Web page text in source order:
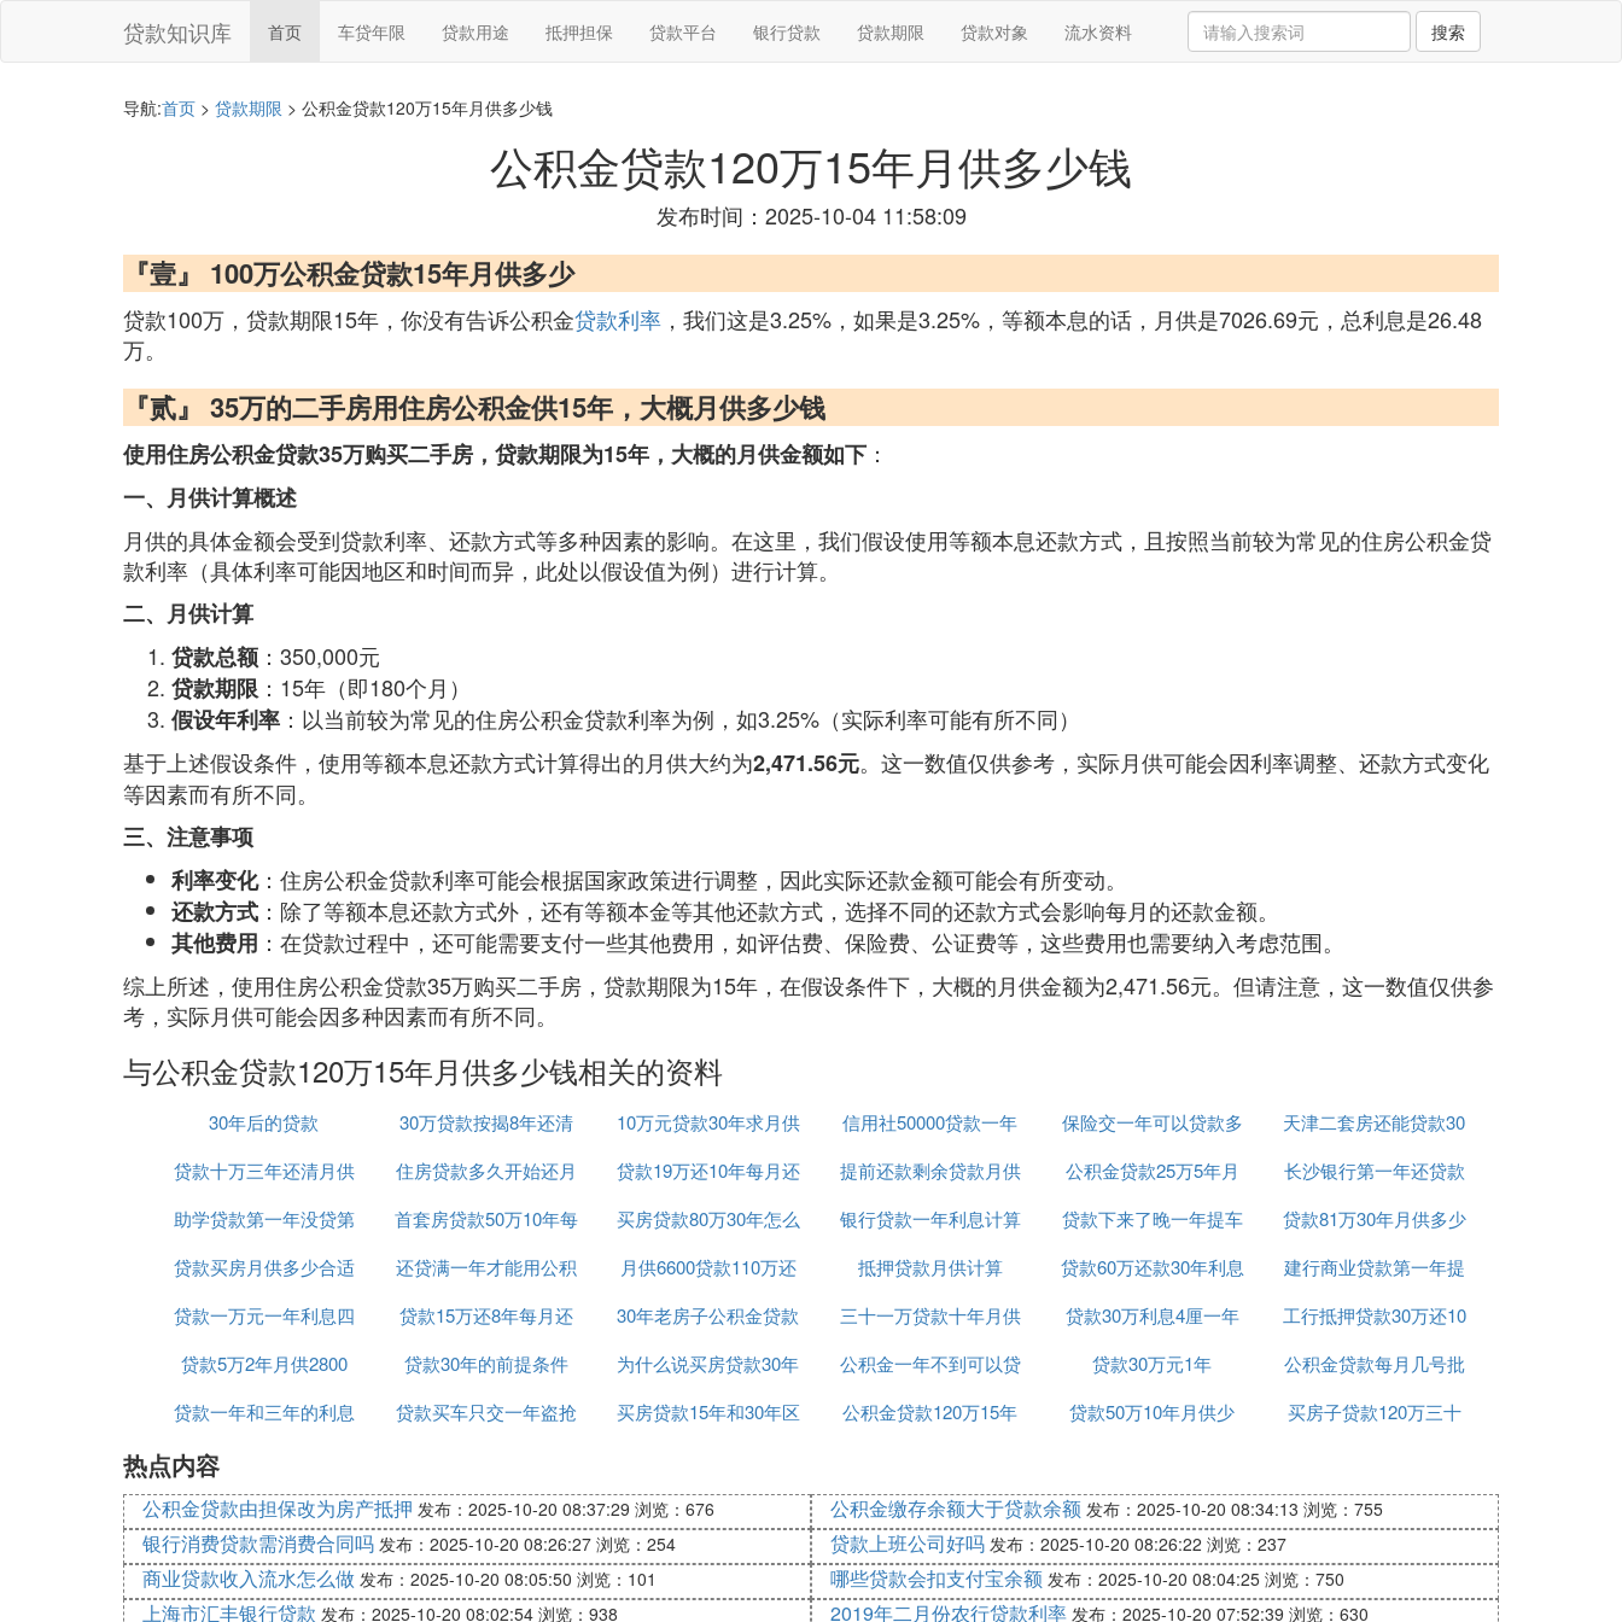
贷款知识库 首页 车贷年限 贷款用途 抵押担保 贷款平台 银行贷款 贷款期限 贷款对象 流水资料 搜索
导航:首页 > 贷款期限 > 公积金贷款120万15年月供多少钱
公积金贷款120万15年月供多少钱
发布时间：2025-10-04 11:58:09
『壹』 100万公积金贷款15年月供多少
贷款100万，贷款期限15年，你没有告诉公积金贷款利率 ，我们这是3.25%，如果是3.25%，等额本息的话，月供是7026.69元，总利息是26.48
万。
『贰』 35万的二手房用住房公积金供15年，大概月供多少钱
使用住房公积金贷款35万购买二手房，贷款期限为15年，大概的月供金额如下 ：
一、月供计算概述
月供的具体金额会受到贷款利率、还款方式等多种因素的影响。在这里，我们假设使用等额本息还款方式，且按照当前较为常见的住房公积金贷
款利率（具体利率可能因地区和时间而异，此处以假设值为例）进行计算。
二、月供计算
贷款总额 ：350,000元
贷款期限 ：15年（即180个月）
假设年利率 ：以当前较为常见的住房公积金贷款利率为例，如3.25%（实际利率可能有所不同）
基于上述假设条件，使用等额本息还款方式计算得出的月供大约为2,471.56元。这一数值仅供参考，实际月供可能会因利率调整、还款方式变化
等因素而有所不同。
三、注意事项
利率变化：住房公积金贷款利率可能会根据国家政策进行调整，因此实际还款金额可能会有所变动。
还款方式 ：除了等额本息还款方式外，还有等额本金等其他还款方式，选择不同的还款方式会影响每月的还款金额。
其他费用 ：在贷款过程中，还可能需要支付一些其他费用，如评估费、保险费、公证费等，这些费用也需要纳入考虑范围。
综上所述，使用住房公积金贷款35万购买二手房，贷款期限为15年，在假设条件下，大概的月供金额为2,471.56元。但请注意，这一数值仅供参
考，实际月供可能会因多种因素而有所不同。
与公积金贷款120万15年月供多少钱相关的资料
30年后的贷款
30万贷款按揭8年还清
月供多少
10万元贷款30年求月供
信用社50000贷款一年
多少利息是多少
保险交一年可以贷款多
少钱
天津二套房还能贷款30
年么
贷款十万三年还清月供
多少钱
住房贷款多久开始还月
供
贷款19万还10年每月还
款怎么算
提前还款剩余贷款月供
计算器
公积金贷款25万5年月
供
长沙银行第一年还贷款
利率
助学贷款第一年没贷第
二年贷麻烦吗
首套房贷款50万10年每
月还多少钱
买房贷款80万30年怎么
计算公式
银行贷款一年利息计算
贷款下来了晚一年提车
可以吗
贷款81万30年月供多少
贷款买房月供多少合适
吗
还贷满一年才能用公积
金贷款吗
月供6600贷款110万还
款25年
抵押贷款月供计算
贷款60万还款30年利息
共计多少
建行商业贷款第一年提
前还款
贷款一万元一年利息四
百五
贷款15万还8年每月还
多少
30年老房子公积金贷款
期限
三十一万贷款十年月供
多少钱
贷款30万利息4厘一年
多少钱
工行抵押贷款30万还10
年
贷款5万2年月供2800 贷款30年的前提条件
为什么说买房贷款30年
好
公积金一年不到可以贷
款吗
贷款30万元1年
公积金贷款每月几号批
贷款一年和三年的利息
贷款买车只交一年盗抢
买房贷款15年和30年区
公积金贷款120万15年
贷款50万10年月供少
买房子贷款120万三十
热点内容
公积金贷款由担保改为房产抵押 发布：2025-10-20 08:37:29 浏览：676 公积金缴存余额大于贷款余额 发布：2025-10-20 08:34:13 浏览：755
银行消费贷款需消费合同吗 发布：2025-10-20 08:26:27 浏览：254 贷款上班公司好吗 发布：2025-10-20 08:26:22 浏览：237
商业贷款收入流水怎么做 发布：2025-10-20 08:05:50 浏览：101 哪些贷款会扣支付宝余额 发布：2025-10-20 08:04:25 浏览：750
上海市汇丰银行贷款 发布：2025-10-20 08:02:54 浏览：938 2019年二月份农行贷款利率 发布：2025-10-20 07:52:39 浏览：630